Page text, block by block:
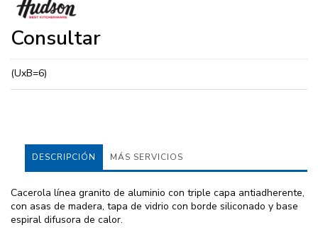
Consultar
(UxB=6)
DESCRIPCIÓN MÁS SERVICIOS
Cacerola línea granito de aluminio con triple capa antiadherente,
con asas de madera, tapa de vidrio con borde siliconado y base
espiral difusora de calor.